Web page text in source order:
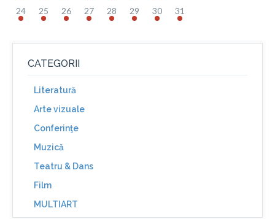
24 25 26 27 28 29 30 31
CATEGORII
Literatură
Arte vizuale
Conferinţe
Muzică
Teatru & Dans
Film
MULTIART